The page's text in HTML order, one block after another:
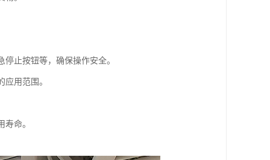
止按钮等，确保操作安全。
用范围。
命。